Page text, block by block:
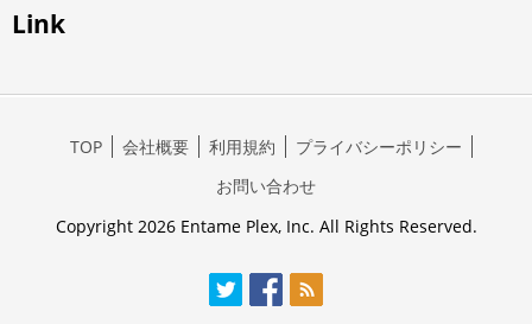
Link
TOP 会社概要 利用規約
プライバシーポリシー
お問い合わせ
Copyright 2026 Entame Plex, Inc. All Rights Reserved.